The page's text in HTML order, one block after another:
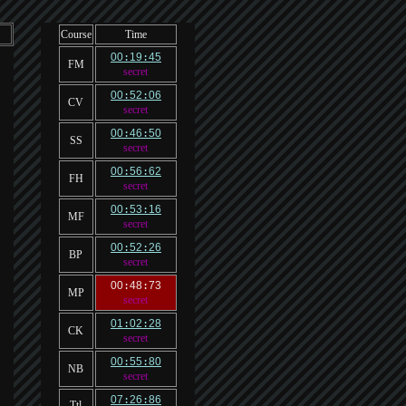
Course Time
FM
00: 19 :45
secret
CV
00:52 :06
secret
SS
00:46 :50
secret
FH
00:56 :62
secret
MF
00:53 : 16
secret
BP
00:52 :26
secret
MP
00:48:73
secret
CK
01 :02 :28
secret
NB
00:55 :80
secret
07 :26 :86